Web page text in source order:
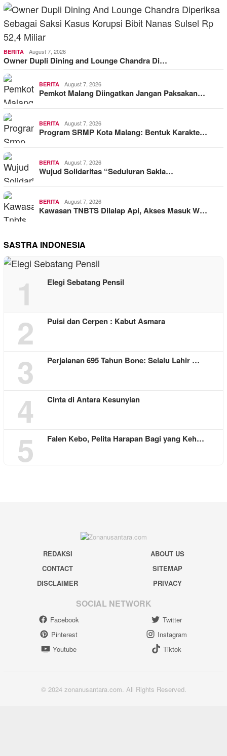
BERITA August 7, 2026
Owner Dupli Dining and Lounge Chandra Di…
BERITA August 7, 2026
Pemkot Malang Diingatkan Jangan Paksakan…
BERITA August 7, 2026
Program SRMP Kota Malang: Bentuk Karakte…
BERITA August 7, 2026
Wujud Solidaritas “Seduluran Sakla…
BERITA August 7, 2026
Kawasan TNBTS Dilalap Api, Akses Masuk W…
SASTRA INDONESIA
1 Elegi Sebatang Pensil
2 Puisi dan Cerpen : Kabut Asmara
3 Perjalanan 695 Tahun Bone: Selalu Lahir …
4 Cinta di Antara Kesunyian
5 Falen Kebo, Pelita Harapan Bagi yang Keh…
REDAKSI
ABOUT US
CONTACT
SITEMAP
DISCLAIMER
PRIVACY
SOCIAL NETWORK
Facebook
Twitter
Pinterest
Instagram
Youtube
Tiktok
© 2024 zonanusantara.com. All Rights Reserved.